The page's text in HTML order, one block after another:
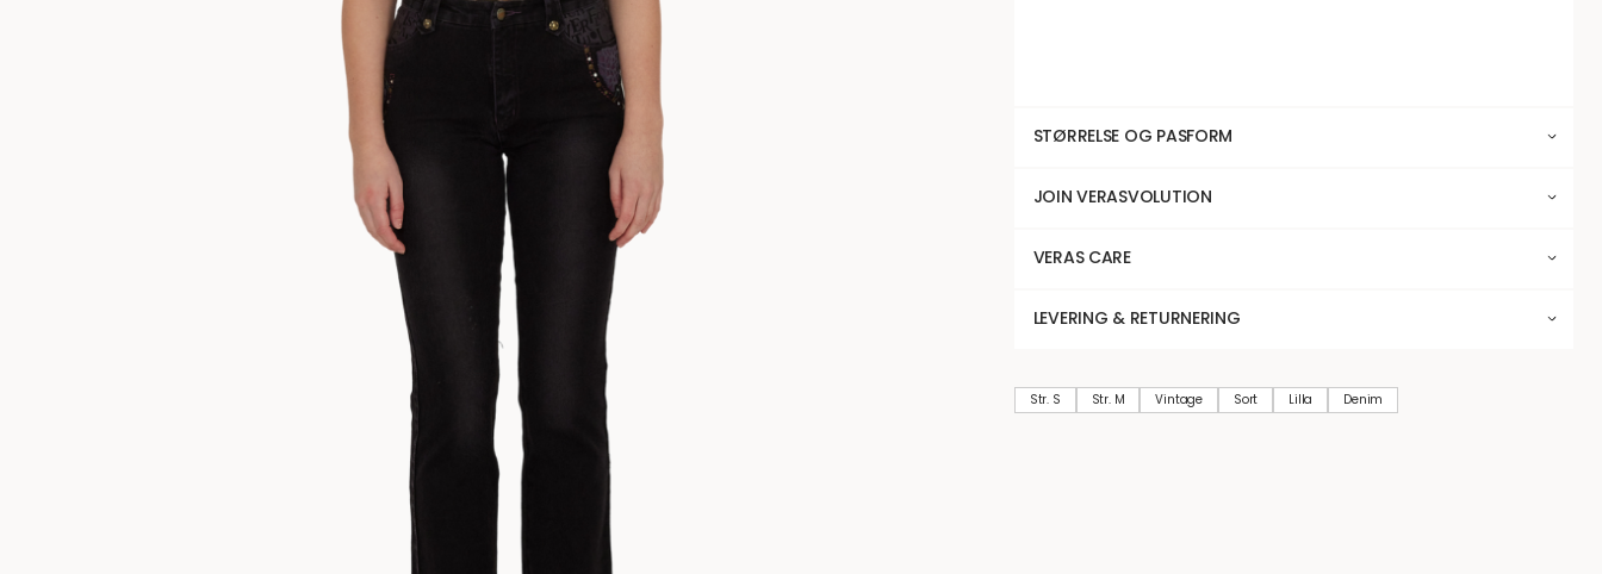
STØRRELSE OG PASFORM
JOIN VERASVOLUTION
VERAS CARE
LEVERING & RETURNERING
Str. S Str. M Vintage Sort Lilla Denim